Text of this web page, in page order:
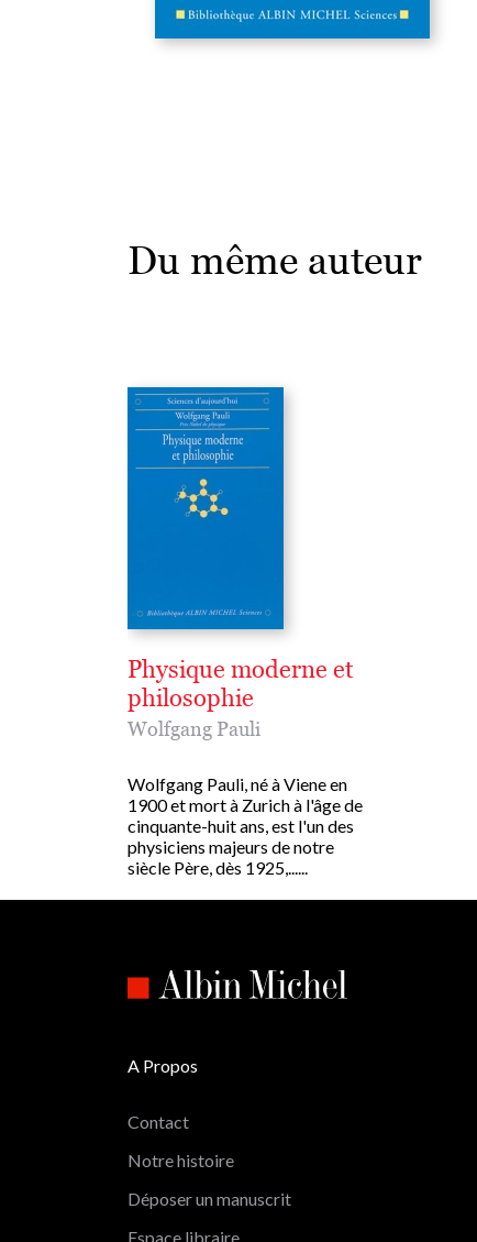
Du même auteur
Physique moderne et
philosophie
Wolfgang Pauli
Wolfgang Pauli, né à Viene en
1900 et mort à Zurich à l'âge de
cinquante-huit ans, est l'un des
physiciens majeurs de notre
siècle Père, dès 1925,......
A Propos
Contact
Notre histoire
Déposer un manuscrit
Espace libraire